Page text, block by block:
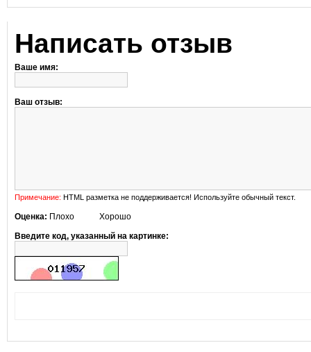
Написать отзыв
Ваше имя:
Ваш отзыв:
Примечание: HTML разметка не поддерживается! Используйте обычный текст.
Оценка: Плохо
Хорошо
Введите код, указанный на картинке: